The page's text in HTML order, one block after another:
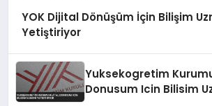
YOK Dijital Dönüşüm İçin Bilişim
Yetiştiriyor
Yuksekogretim
Donusum Icin Bilisim